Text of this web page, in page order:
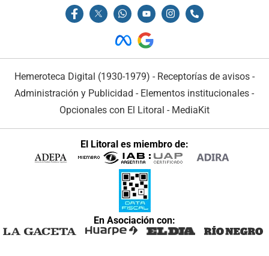
Hemeroteca Digital (1930-1979) - Receptorías de avisos -
Administración y Publicidad - Elementos institucionales -
Opcionales con El Litoral - MediaKit
El Litoral es miembro de:
En Asociación con: